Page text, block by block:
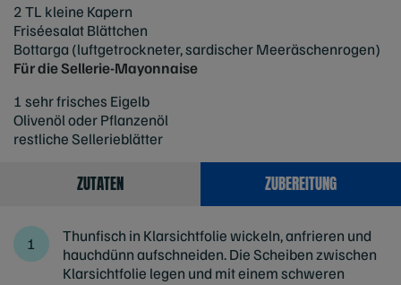
2 TL kleine Kapern
Friséesalat Blättchen
Bottarga (luftgetrockneter, sardischer Meeräschenrogen)
Für die Sellerie-Mayonnaise
1 sehr frisches Eigelb
Olivenöl oder Pflanzenöl
restliche Sellerieblätter
ZUTATEN ZUBEREITUNG
Thunfisch in Klarsichtfolie wickeln, anfrieren und
hauchdünn aufschneiden. Die Scheiben zwischen
Klarsichtfolie legen und mit einem schweren